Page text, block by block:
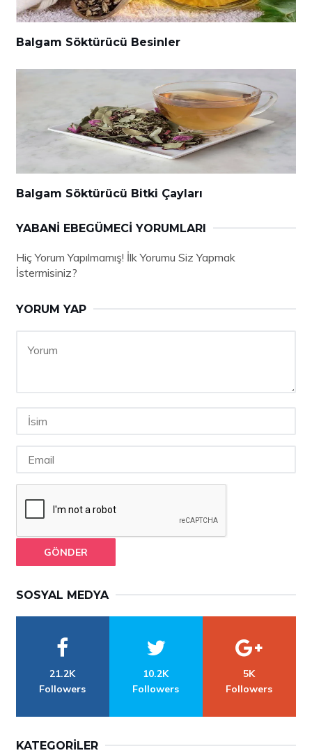
Balgam Söktürücü Besinler
Balgam Söktürücü Bitki Çayları
YABANI EBEGÜMECI YORUMLARI
Hiç Yorum Yapılmamış! İlk Yorumu Siz Yapmak
İstermisiniz?
YORUM YAP
GÖNDER
SOSYAL MEDYA
21.2K
Followers
10.2K
Followers
5K
Followers
KATEGORILER